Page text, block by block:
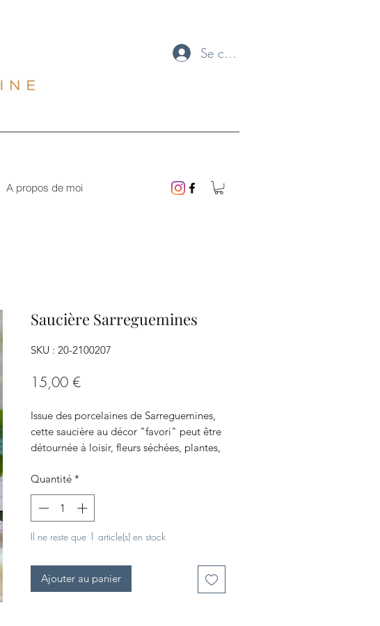
Se connecter
A propos de moi
Saucière Sarreguemines
SKU : 20-2100207
15,00 €Prix
Issue des porcelaines de Sarreguemines,
cette saucière au décor "favori" peut être
détournée à loisir, fleurs séchées, plantes,
On aime: Son décor aux oiseaux
Quantité *
Il ne reste que 1 article(s) en stock
Ajouter au panier